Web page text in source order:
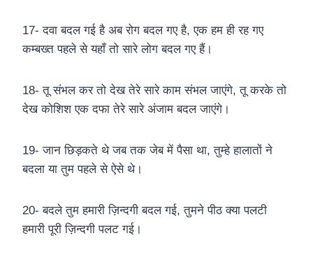
17- दवा बदल गई है अब रोग बदल गए है, एक हम ही रह गए
कम्बख्त पहले से यहाँ तो सारे लोग बदल गए हैं।
18- तू संभल कर तो देख तेरे सारे काम संभल जाएंगे, तू करके तो
देख कोशिश एक दफा तेरे सारे अंजाम बदल जाएंगे।
19- जान छिड़कते थे जब तक जेब में पैसा था, तुम्हे हालातों ने
बदला या तुम पहले से ऐसे थे।
20- बदले तुम हमारी ज़िन्दगी बदल गई, तुमने पीठ क्या पलटी
हमारी पूरी ज़िन्दगी पलट गई।